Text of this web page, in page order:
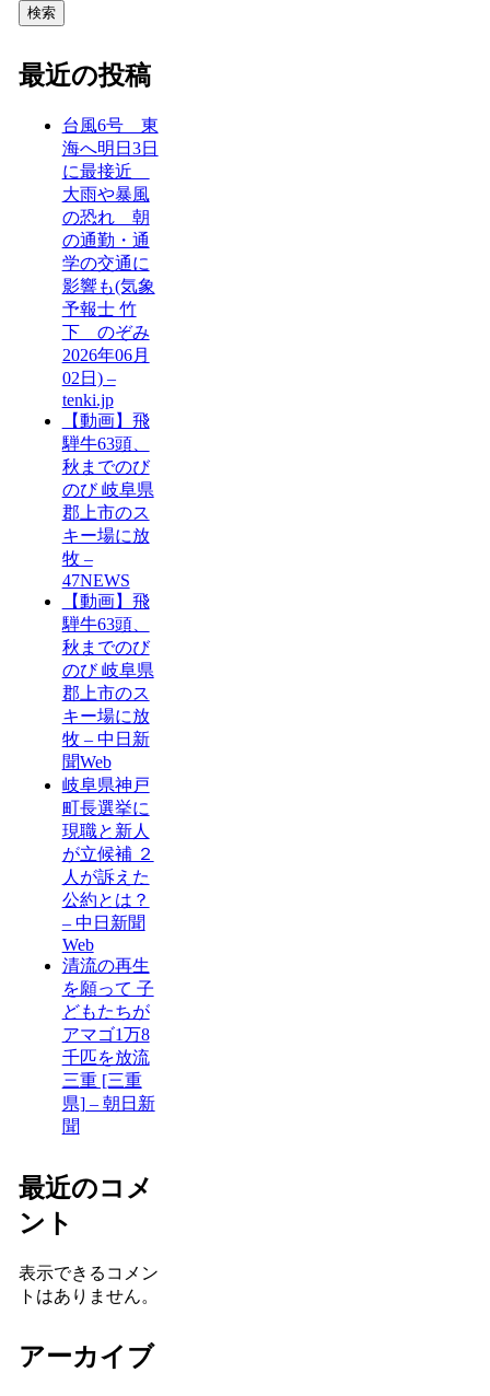
検索
最近の投稿
台風6号 東
海へ明日3日
に最接近
大雨や暴風
の恐れ 朝
の通勤・通
学の交通に
影響も(気象
予報士 竹
下 のぞみ
2026年06月
02日) –
tenki.jp
【動画】飛
騨牛63頭、
秋までのび
のび 岐阜県
郡上市のス
キー場に放
牧 –
47NEWS
【動画】飛
騨牛63頭、
秋までのび
のび 岐阜県
郡上市のス
キー場に放
牧 – 中日新
聞Web
岐阜県神戸
町長選挙に
現職と新人
が立候補 ２
人が訴えた
公約とは？
– 中日新聞
Web
清流の再生
を願って 子
どもたちが
アマゴ1万8
千匹を放流
三重 [三重
県] – 朝日新
聞
最近のコメ
ント
表示できるコメン
トはありません。
アーカイブ